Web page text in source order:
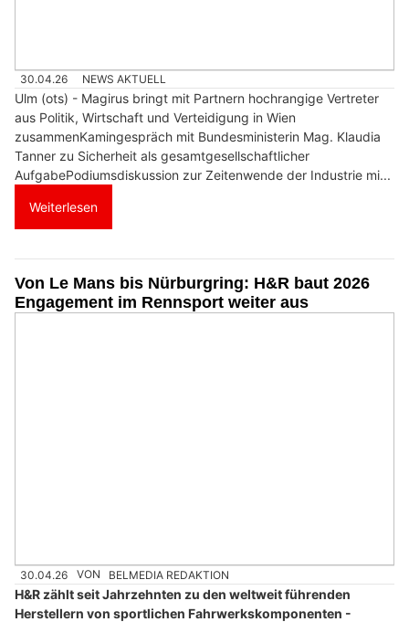
30.04.26 NEWS AKTUELL
Ulm (ots) - Magirus bringt mit Partnern hochrangige Vertreter
aus Politik, Wirtschaft und Verteidigung in Wien
zusammenKamingespräch mit Bundesministerin Mag. Klaudia
Tanner zu Sicherheit als gesamtgesellschaftlicher
AufgabePodiumsdiskussion zur Zeitenwende der Industrie mi...
Weiterlesen
Von Le Mans bis Nürburgring: H&R baut 2026
Engagement im Rennsport weiter aus
30.04.26 VON BELMEDIA REDAKTION
H&R zählt seit Jahrzehnten zu den weltweit führenden
Herstellern von sportlichen Fahrwerkskomponenten -